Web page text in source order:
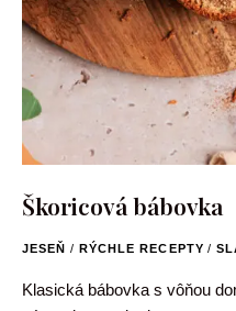
Škoricová bábovka
JESEŇ / RÝCHLE RECEPTY /
Klasická bábovka s vôňou